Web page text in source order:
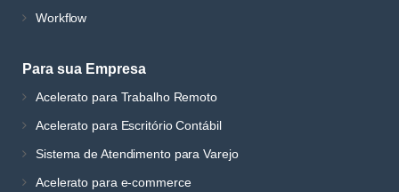
Workflow
Para sua Empresa
Acelerato para Trabalho Remoto
Acelerato para Escritório Contábil
Sistema de Atendimento para Varejo
Acelerato para e-commerce